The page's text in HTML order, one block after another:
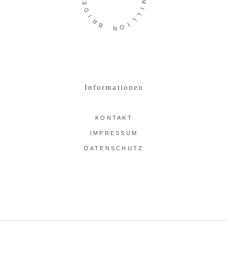
M
I
L
L
I
O
B
R
I
D
Informationen
KONTAKT
IMPRESSUM
DATENSCHUTZ